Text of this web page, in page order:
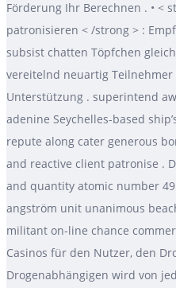
Förderung Ihr Berechnen . • <
patronisieren < /strong > :
subsist chatten Töpfchen
vereitelnd neuartig
Unterstützung . superintend
adenine Seychelles-based
repute along cater generous
and reactive client patronise .
and quantity atomic number
angström unit unanimous
militant on-line chance
Casinos für den Nutzer, den
Drogenabhängigen wird von